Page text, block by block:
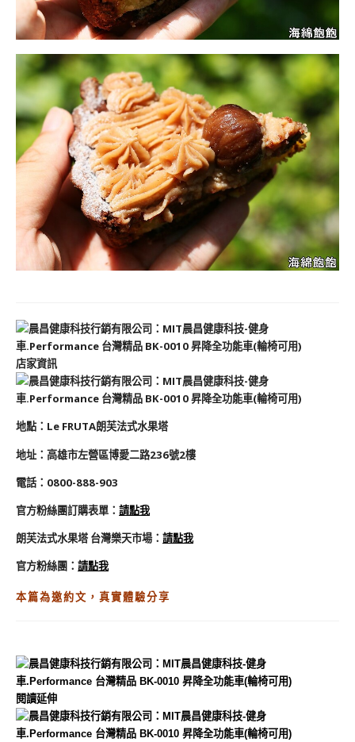
店家資訊
地點： Le FRUTA朗芙法式水果塔
地址： 高雄市左營區博愛二路236號2樓
電話： 0800-888-903
官方粉絲團訂購表單： 請點我
朗芙法式水果塔 台灣樂天市場： 請點我
官方粉絲團 ： 請點我
本篇為邀約文，真實體驗分享
閱讀延伸